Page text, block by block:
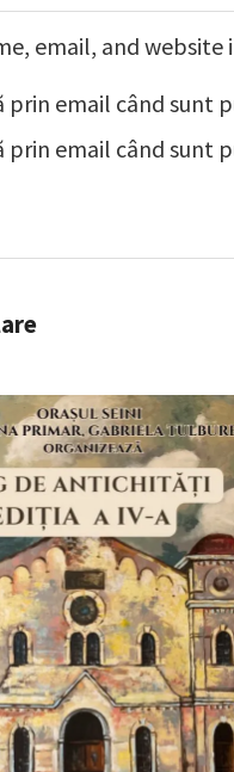
email, and
prin email când sunt
prin email când sunt